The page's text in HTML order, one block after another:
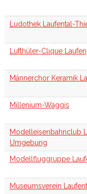
Ludothek Laufental-
Lufthüler-Clique Laufen
Männerchor Keramik
Millenium-Waggis
Modelleisenbahnclub
Umgebung
Modellfluggruppe
Museumsverein